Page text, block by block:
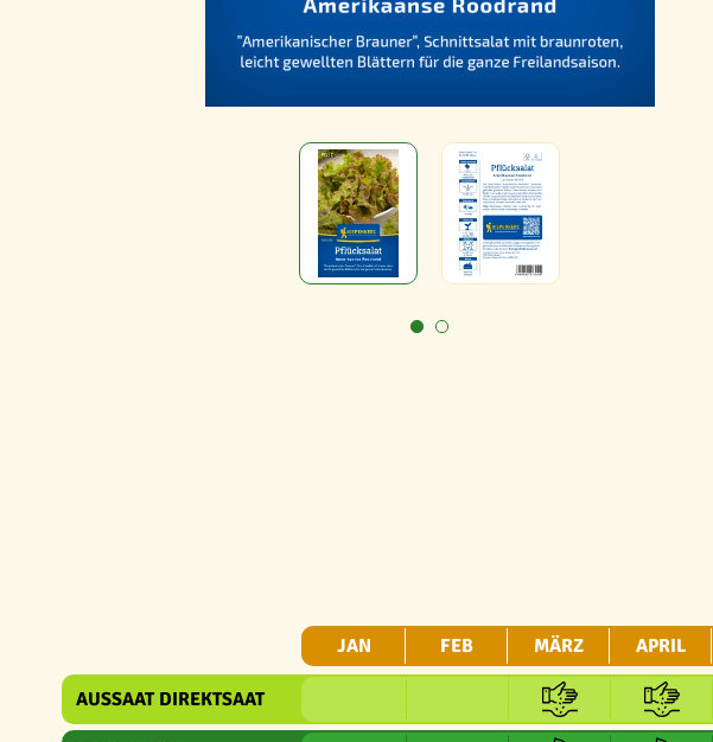
JAN FEB MÄRZ APRIL
AUSSAAT DIREKTSAAT